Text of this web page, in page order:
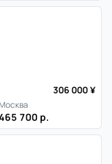
306 000 ¥
Москва
700 р.